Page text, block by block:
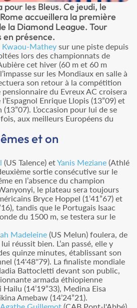
les Bleus. Ce jeudi, le
accueillera la première
la Diamond League. Tour
en présence.
Kwaou-Mathey sur une piste depuis
lors des championnats de
cet hiver (60 m et 60 m
sur les Mondiaux en salle à
son retour à la compétition
du Evreux AC croisera
Enrique Llopis (13”09) et
L’occasion pour lui de se
aux meilleurs Européens du
et on
(US Talence) etYanis Meziane (Athlé
sortie consécutive sur le
en l’absence du champion
le plateau sera toujours
Bryce Hoppel (1’41”67) et
tandis que le Portugais Isaac
du 1500 m, se testera sur le
Madeleine (US Melun) foulera, de
réussit bien. L’an passé, elle y
quinze minutes, établissant son
(14'48''79). La finaliste mondiale
Battocletti devant son public,
armada éthiopienne
(14’19”33), Medina Eisa
Amebaw (14’24”21).
Agathe Guillemot (CAB Pont-l'Abbé)